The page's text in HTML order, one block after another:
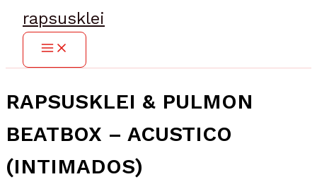
contenido
rapsusklei
RAPSUSKLEI & PULMON
BEATBOX – ACUSTICO
(INTIMADOS)